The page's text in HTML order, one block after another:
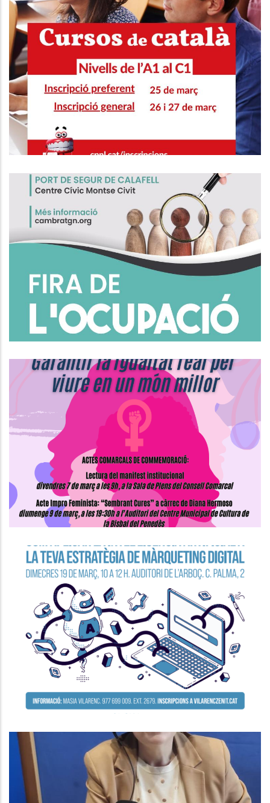
L'A1 AL C1
Educació
Fira De L'Ocupació De Calafell
Ocupació
Actes Comarcals De
Commemoració Del Dia
Internacional De Les Dones
S. socials
Seminari Per A La Millora De La
Competitivitat De L’empresa
P. econòmica
ENTREVISTA A AGNÉS FERRER.
CONSELLERA DE SUPORT A LA